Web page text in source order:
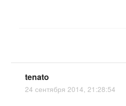
tenato
24 сентября 2014, 21:28:54